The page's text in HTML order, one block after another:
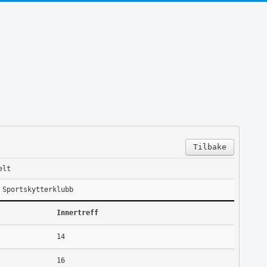
Tilbake
Innertreff
14
16